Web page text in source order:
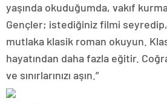
yaşında okuduğumda, vakıf kurma
Gençler; istediğiniz filmi
mutlaka klasik roman okuyun.
hayatından daha fazla eğitir.
ve sınırlarınızı aşın.”